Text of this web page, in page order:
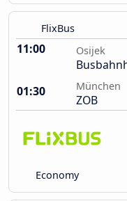
FlixBus
11:00 Osijek
01:30
München
ZOB
Economy